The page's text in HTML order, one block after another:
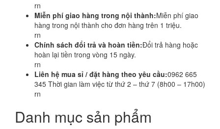
rn
Miễn phí giao hàng trong nội thành:Miễn phí giao
hàng trong nội thành cho đơn hàng trên 1 triệu.
rn
Chính sách đổi trả và hoàn tiền:Đổi trả hàng hoặc
hoàn lại tiền trong vòng 15 ngày.
rn
Liên hệ mua sỉ / đặt hàng theo yêu cầu:0962 665
345 Thời gian làm việc từ thứ 2 – thứ 7 (8h00 – 17h00)
rn
Danh mục sản phẩm